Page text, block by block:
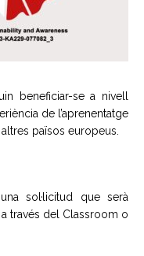
beneficiar-se a nivell
de l’aprenentatge
països europeus.
sol·licitud que serà
través del Classroom o